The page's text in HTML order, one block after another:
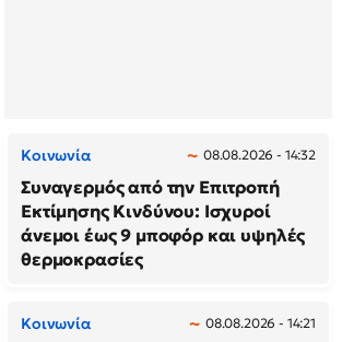
Κοινωνία 08.08.2026 - 14:32
Συναγερμός από την Επιτροπή
Εκτίμησης Κινδύνου: Ισχυροί
άνεμοι έως 9 μποφόρ και υψηλές
θερμοκρασίες
Κοινωνία 08.08.2026 - 14:21